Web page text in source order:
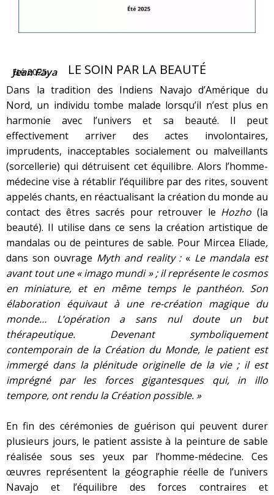
LE SOIN PAR LA BEAUTÉ
Jean Faya
Eté 2025
Dans la tradition des Indiens Navajo d’Amérique du
Nord, un individu tombe malade lorsqu’il n’est plus en
harmonie avec l’univers et sa beauté. Il peut
effectivement arriver des actes involontaires,
imprudents, inacceptables socialement ou malveillants
(sorcellerie) qui détruisent cet équilibre. Alors l’homme-
médecine vise à rétablir l’équilibre par des rites, souvent
appelés chants, en réactualisant la création du monde au
contact des êtres sacrés pour retrouver le Hozho (la
beauté). Il utilise dans ce sens la création artistique de
mandalas ou de peintures de sable. Pour Mircea Eliade,
dans son ouvrage Myth and reality :« Le mandala est
avant tout une « imago mundi » ; il représente le cosmos
en miniature, et en même temps le panthéon. Son
élaboration équivaut à une re-création magique du
monde… L’opération a sans nul doute un but
thérapeutique. Devenant symboliquement
contemporain de la Création du Monde, le patient est
immergé dans la plénitude originelle de la vie ; il est
imprégné par les forces gigantesques qui, in illo
tempore, ont rendu la Création possible. »
En fin des cérémonies de guérison qui peuvent durer
plusieurs jours, le patient assiste à la peinture de sable
réalisée sous ses yeux par l’homme-médecine. Ces
œuvres représentent la géographie réelle de l’univers
Navajo et l’équilibre des forces contraires et